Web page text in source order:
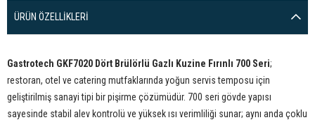
ÜRÜN ÖZELLIKLERI
Gastrotech GKF7020 Dört Brülörlü Gazlı Kuzine Fırınlı 700 Seri;
restoran, otel ve catering mutfaklarında yoğun servis temposu için
geliştirilmiş sanayi tipi bir pişirme çözümüdür. 700 seri gövde yapısı
sayesinde stabil alev kontrolü ve yüksek ısı verimliliği sunar; aynı anda çoklu